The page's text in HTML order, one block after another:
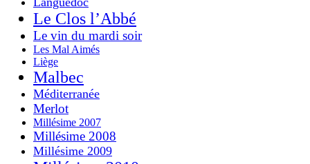
Le Clos l’Abbé
Le vin du mardi soir
Les Mal Aimés
Liège
Malbec
Méditerranée
Merlot
Millésime 2007
Millésime 2008
Millésime 2009